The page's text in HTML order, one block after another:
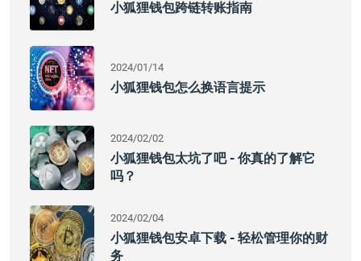
小狐狸钱包跨链转账指南
2024/01/14
小狐狸钱包怎么换语言提示
2024/02/02
小狐狸钱包太坑了吧 - 你真的了解它
吗？
2024/02/04
小狐狸钱包安卓下载 - 轻松管理你的财
务